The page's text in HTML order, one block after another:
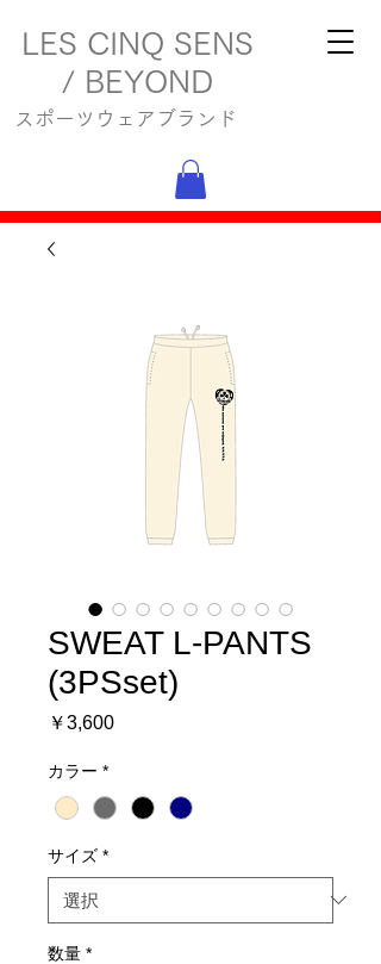
LES CINQ SENS
/ BEYOND
スポーツウェアブランド
SWEAT L-PANTS
(3PSset)
￥3,600価
カラー *
サイズ *
数量 *